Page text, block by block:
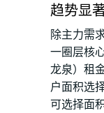
趋势显
除主力需
一圈层核
龙泉）租
户面积选
可选择面